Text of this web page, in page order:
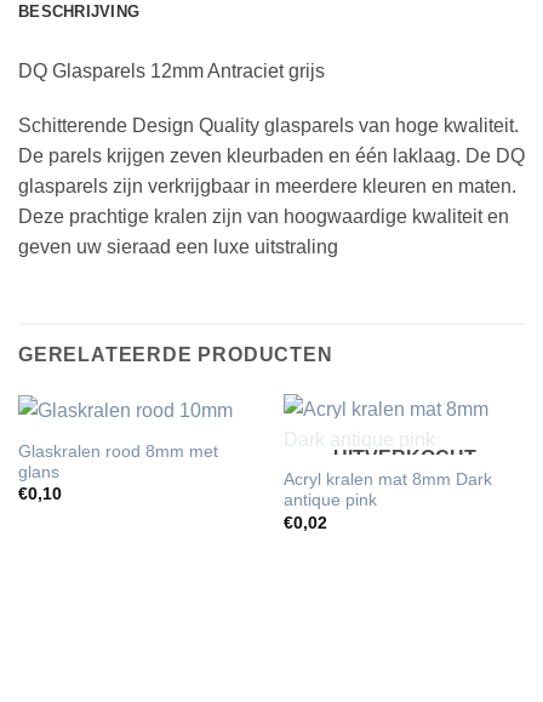
BESCHRIJVING
DQ Glasparels 12mm Antraciet grijs
Schitterende Design Quality glasparels van hoge kwaliteit.
De parels krijgen zeven kleurbaden en één laklaag. De DQ
glasparels zijn verkrijgbaar in meerdere kleuren en maten.
Deze prachtige kralen zijn van hoogwaardige kwaliteit en
geven uw sieraad een luxe uitstraling
GERELATEERDE PRODUCTEN
Glaskralen rood 8mm met
glans
€0,10
UITVERKOCHT
Acryl kralen mat 8mm Dark
antique pink
€0,02